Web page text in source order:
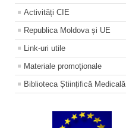
Activități CIE
Republica Moldova și UE
Link-uri utile
Materiale promoţionale
Biblioteca Științifică Medicală